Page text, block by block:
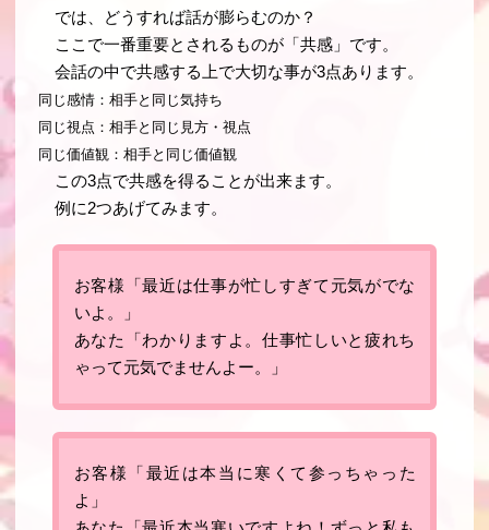
では、どうすれば話が膨らむのか？
ここで一番重要とされるものが「共感」です。
会話の中で共感する上で大切な事が3点あります。
同じ感情：相手と同じ気持ち
同じ視点：相手と同じ見方・視点
同じ価値観：相手と同じ価値観
この3点で共感を得ることが出来ます。
例に2つあげてみます。
お客様「最近は仕事が忙しすぎて元気がでな
いよ。」
あなた「わかりますよ。仕事忙しいと疲れち
ゃって元気でませんよー。」
お客様「最近は本当に寒くて参っちゃった
よ」